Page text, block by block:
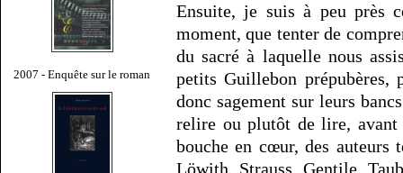
2007 - Enquête sur le roman
Ensuite, je suis à peu près
moment, que tenter de
du sacré à laquelle nous
petits Guillebon prépubères,
donc sagement sur leurs
relire ou plutôt de lire,
bouche en cœur, des auteurs
Löwith, Strauss, Gentile,